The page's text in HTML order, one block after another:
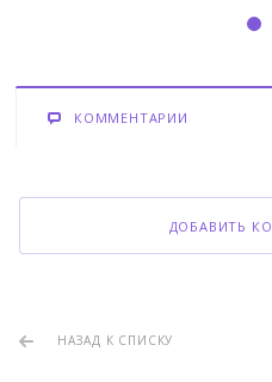
КОММЕНТАРИИ
ДОБАВИТЬ
НАЗАД К СПИСКУ